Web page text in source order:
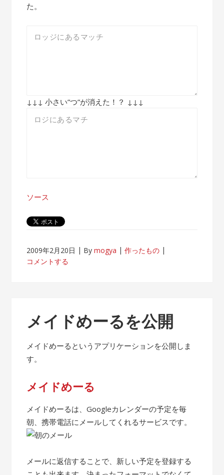
た。
↓↓↓ 小さい”つ”が消えた！？ ↓↓↓
ソース
2009年2月20日 Bymogya
作ったもの
コメントする
メイドめーるを公開
メイドめーるというアプリケーションを公開しま
す。
メイドめーる
メイドめーるは、Googleカレンダーの予定を毎
朝、携帯電話にメールしてくれるサービスです。
メールに返信することで、新しい予定を登録する